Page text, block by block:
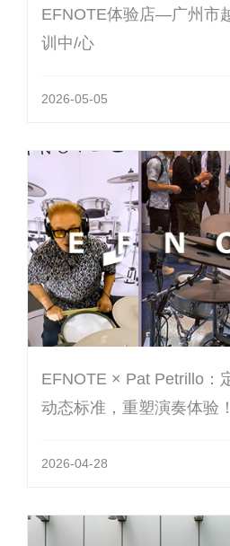
EFNOTE体验店—广州市
训中/心
2026-05-05
EFNOTE × Pat Petrillo：
动态标准，重塑演奏体验！
2026-04-28